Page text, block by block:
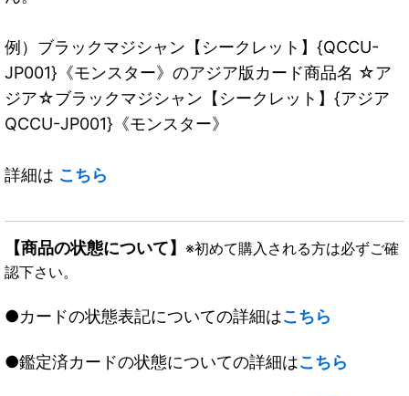
例）ブラックマジシャン【シークレット】{QCCU-
JP001}《モンスター》のアジア版カード商品名 ☆ア
ジア☆ブラックマジシャン【シークレット】{アジア
QCCU-JP001}《モンスター》
詳細は こちら
【商品の状態について】 ※初めて購入される方は必ずご確
認下さい。
●カードの状態表記についての詳細はこちら
●鑑定済カードの状態についての詳細はこちら